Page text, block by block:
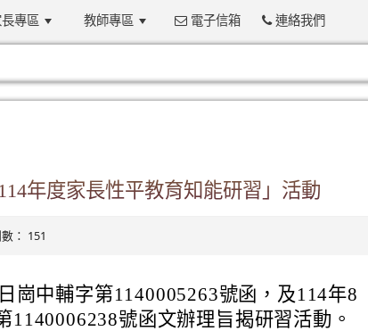
長專區 教師專區 電子信箱 連絡我們
年度家長性平教育知能研習」活動
： 151
崗中輔字第1140005263號函，及114年8
1140006238號函文辦理旨揭研習活動。